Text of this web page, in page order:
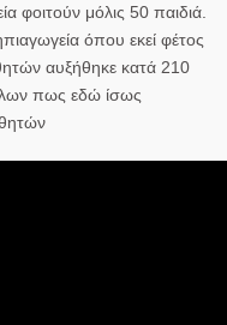
φοιτούν μόλις 50 παιδιά.
όπου εκεί φέτος
αυξήθηκε κατά 210
πως εδώ ίσως